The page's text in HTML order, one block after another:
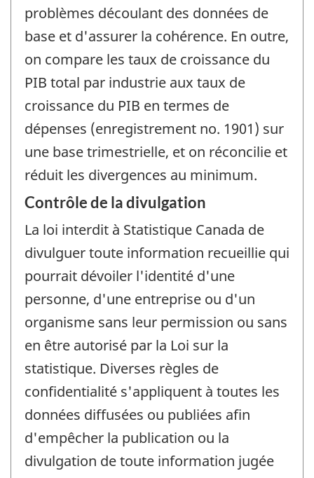
problèmes découlant des données de
base et d'assurer la cohérence. En outre,
on compare les taux de croissance du
PIB total par industrie aux taux de
croissance du PIB en termes de
dépenses (enregistrement no. 1901) sur
une base trimestrielle, et on réconcilie et
réduit les divergences au minimum.
Contrôle de la divulgation
La loi interdit à Statistique Canada de
divulguer toute information recueillie qui
pourrait dévoiler l'identité d'une
personne, d'une entreprise ou d'un
organisme sans leur permission ou sans
en être autorisé par la Loi sur la
statistique. Diverses règles de
confidentialité s'appliquent à toutes les
données diffusées ou publiées afin
d'empêcher la publication ou la
divulgation de toute information jugée